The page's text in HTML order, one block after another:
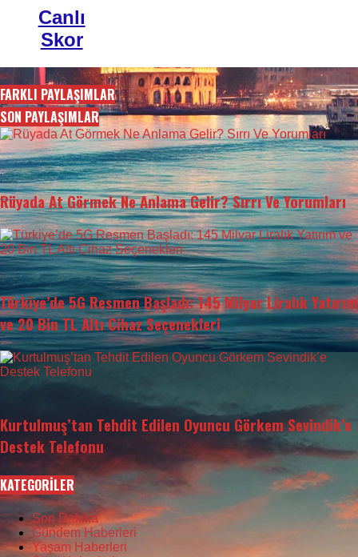
Canlı
Skor
FARKLI PAYLAŞIMLAR
SON PAYLAŞIMLAR
Rüyada At Görmek Ne Anlama Gelir? Sırrı Ve Yorumları
Türkiye’de 5G Resmen Başladı: 145 Milyar Liralık Yatırım
ve 20 Bin TL Altı Cihaz Seçenekleri
Kurtulmuş’tan Tehdit Edilen Oyuncu Görkem Sevindik’e
Destek Telefonu
KATEGORİLER
Son Dakika
Gündem Haberleri
Yaşam Haberleri